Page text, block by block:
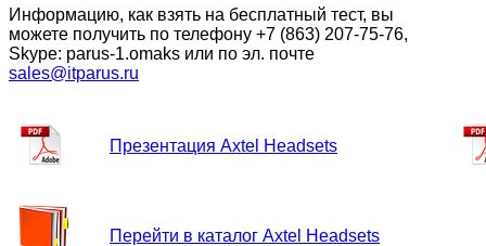
Информацию, как взять на бесплатный тест, вы
можете получить по телефону +7 (863) 207-75-76,
Skype: parus-1.omaks или по эл. почте
sales@itparus.ru
Презентация Axtel Headsets
Перейти в каталог Axtel Headsets